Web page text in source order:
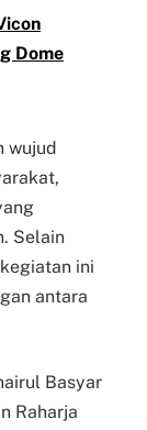
Dome
wujud
Selain
ini
antara
Basyar
Raharja